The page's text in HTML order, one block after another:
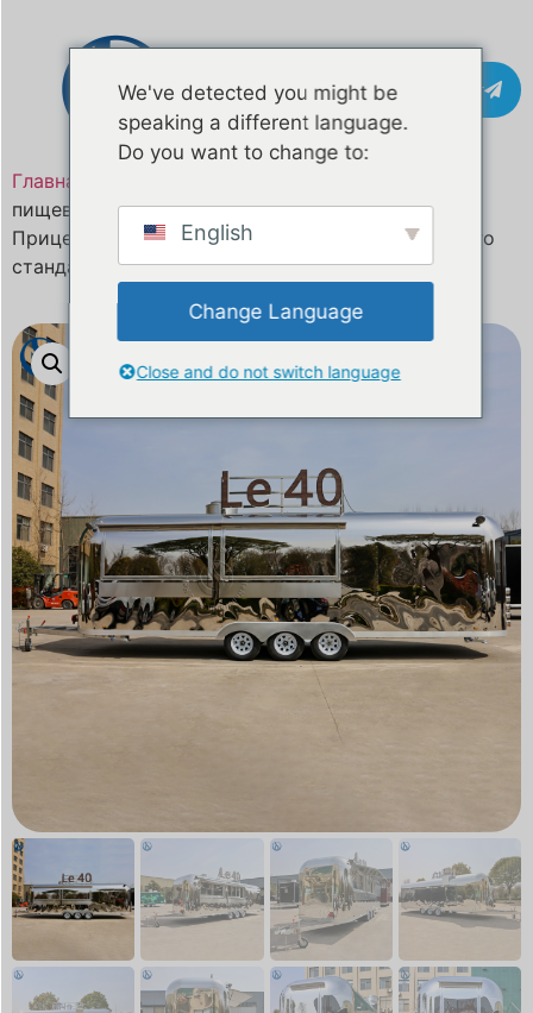
Контакт
Главная
пищевых продуктов из нержавеющей стали |
Прицеп для общественного питания европейского
стандарта
We've detected you might be
speaking a different language.
Do you want to change to:
English
Change Language
Close and do not switch language